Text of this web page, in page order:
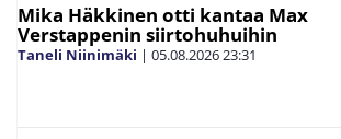
Mika Häkkinen otti kantaa Max
Verstappenin siirtohuhuihin
Taneli Niinimäki | 05.08.202623:31